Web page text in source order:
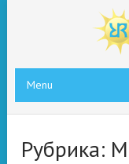
Menu
Рубрика: